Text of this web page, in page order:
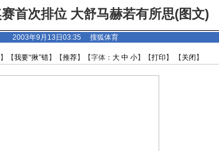
首次排位 大舒马赫若有所思(图文)
2003年9月13日03:35 搜狐体育
】【我要“揪”错】【推荐】【字体： 大 中 小】【打印 】 【 关闭 】